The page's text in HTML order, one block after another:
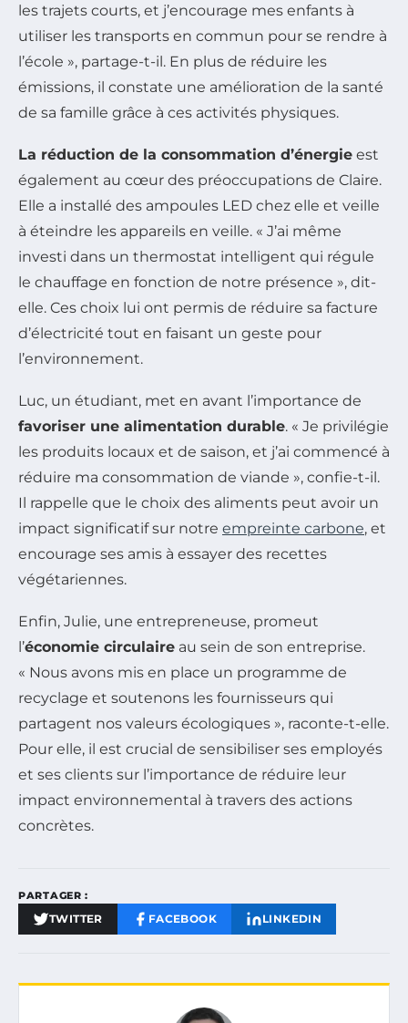
les trajets courts, et j’encourage mes enfants à
utiliser les transports en commun pour se rendre à
l’école », partage-t-il. En plus de réduire les
émissions, il constate une amélioration de la santé
de sa famille grâce à ces activités physiques.
La réduction de la consommation d’énergie est
également au cœur des préoccupations de Claire.
Elle a installé des ampoules LED chez elle et veille
à éteindre les appareils en veille. « J’ai même
investi dans un thermostat intelligent qui régule
le chauffage en fonction de notre présence », dit-
elle. Ces choix lui ont permis de réduire sa facture
d’électricité tout en faisant un geste pour
l’environnement.
Luc, un étudiant, met en avant l’importance de
favoriser une alimentation durable. « Je privilégie
les produits locaux et de saison, et j’ai commencé à
réduire ma consommation de viande », confie-t-il.
Il rappelle que le choix des aliments peut avoir un
impact significatif sur notre empreinte carbone, et
encourage ses amis à essayer des recettes
végétariennes.
Enfin, Julie, une entrepreneuse, promeut
l’économie circulaire au sein de son entreprise.
« Nous avons mis en place un programme de
recyclage et soutenons les fournisseurs qui
partagent nos valeurs écologiques », raconte-t-elle.
Pour elle, il est crucial de sensibiliser ses employés
et ses clients sur l’importance de réduire leur
impact environnemental à travers des actions
concrètes.
PARTAGER :
TWITTER FACEBOOK LINKEDIN